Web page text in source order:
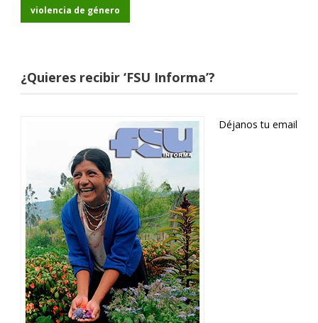
violencia de género
¿Quieres recibir ‘FSU Informa’?
Déjanos tu email